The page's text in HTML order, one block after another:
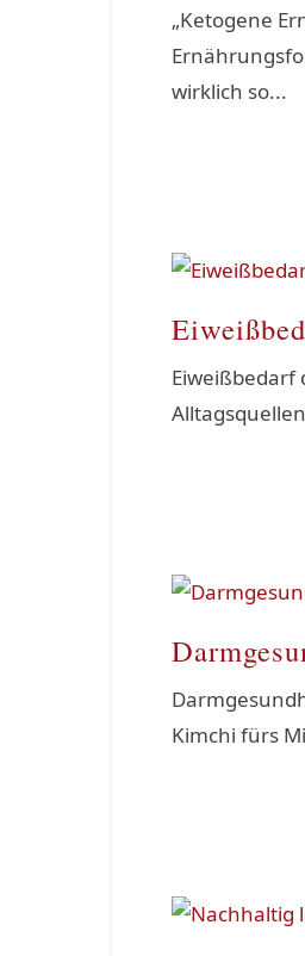
„Ketogene
wirklich so...
Eiweißbedarf
Kimchi fürs